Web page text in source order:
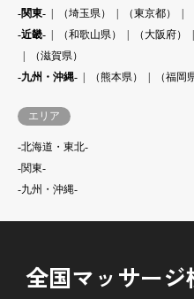
-関東-
（埼玉県） （東京都）
-近畿-
（和歌山県） （大阪府）
（滋賀県）
-九州・沖縄-
（熊本県） （福岡
エリア
-北海道・東北-
-関東-
-九州・沖縄-
全国マッサージ